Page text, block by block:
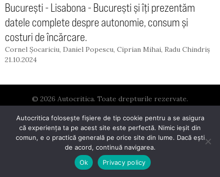
București - Lisabona - București și îți prezentăm
datele complete despre autonomie, consum și
costuri de încărcare.
Cornel Șocariciu, Daniel Popescu, Ciprian Mihai, Radu Chindriș
21.10.2024
© 2026 Autocritica. Toate drepturile rezervate.
Autocritica este un proiect dezvoltat deMester Media.
Autocritica folosește fișiere de tip cookie pentru a se asigura
că experiența ta pe acest site este perfectă. Nimic ieșit din
comun, e o practică generală pe orice site din lume. Dacă ești
de acord, continuă navigarea.
Ok
Privacy policy